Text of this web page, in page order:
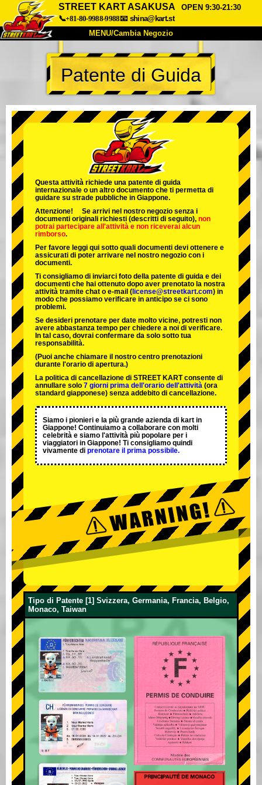
STREET KART ASAKUSA
OPEN 9:30-21:30
📞+81-80-9988-9988📧 shina@kart.st
MENU/Cambia Negozio
INIZIO
Chi Siamo Specifiche Prezzo
Azienda Prenotazioni
Cambia Negozio
Tokyo Shinagawa
Tokyo Akihabara#2
Tokyo Shibuya Annex
Tokyo Asakusa Osaka
Okinawa
Patente di Guida
Questa attività richiede una patente di guida
internazionale o un altro documento che ti permetta di
guidare su strade pubbliche in Giappone.
Attenzione! Se arrivi nel nostro negozio senza i
documenti originali richiesti (descritti di seguito), non
potrai partecipare all'attività e non riceverai alcun
rimborso.
Per favore leggi qui sotto quali documenti devi ottenere e
assicurati di poter arrivare nel nostro negozio con i
documenti.
Ti consigliamo di inviarci foto della patente di guida e dei
documenti che hai ottenuto dopo aver prenotato la nostra
attività tramite chat o e-mail ( license@streetkart.com) in
modo che possiamo verificare in anticipo se ci sono
problemi.
Se desideri prenotare per date molto vicine, potresti non
avere abbastanza tempo per chiedere a noi di verificare.
In tal caso, dovrai confermare da solo sotto tua
responsabilità.
(Puoi anche chiamare il nostro centro prenotazioni
durante l'orario di apertura.)
La politica di cancellazione di STREET KART consente di
annullare solo 7 giorni prima dell'orario dell'attività (ora
standard giapponese) senza addebito di cancellazione.
Siamo i pionieri e la più grande azienda di kart in
Giappone! Continuiamo a collaborare con molti
celebrità e siamo l'attività più popolare per i
viaggiatori in Giappone! Ti consigliamo quindi
vivamente di prenotare il prima possibile.
Tipo di Patente [1] Svizzera, Germania, Francia, Belgio,
Monaco, Taiwan